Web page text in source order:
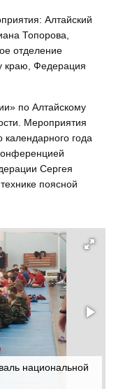
Алтайский
Топорова,
отделение
краю, Федерация
по Алтайскому
Мероприятия
календарного года
Сергея
поясной
национальной